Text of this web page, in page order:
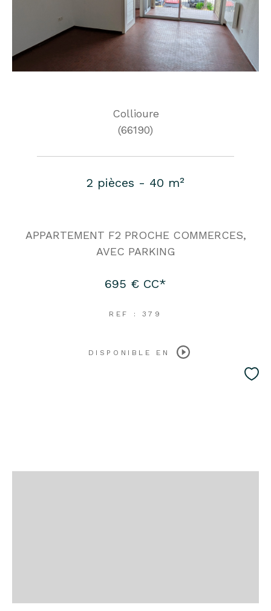
Collioure
(66190)
2 pièces - 40 m²
APPARTEMENT F2 PROCHE COMMERCES,
AVEC PARKING
695 € CC*
REF : 379
DISPONIBLE EN